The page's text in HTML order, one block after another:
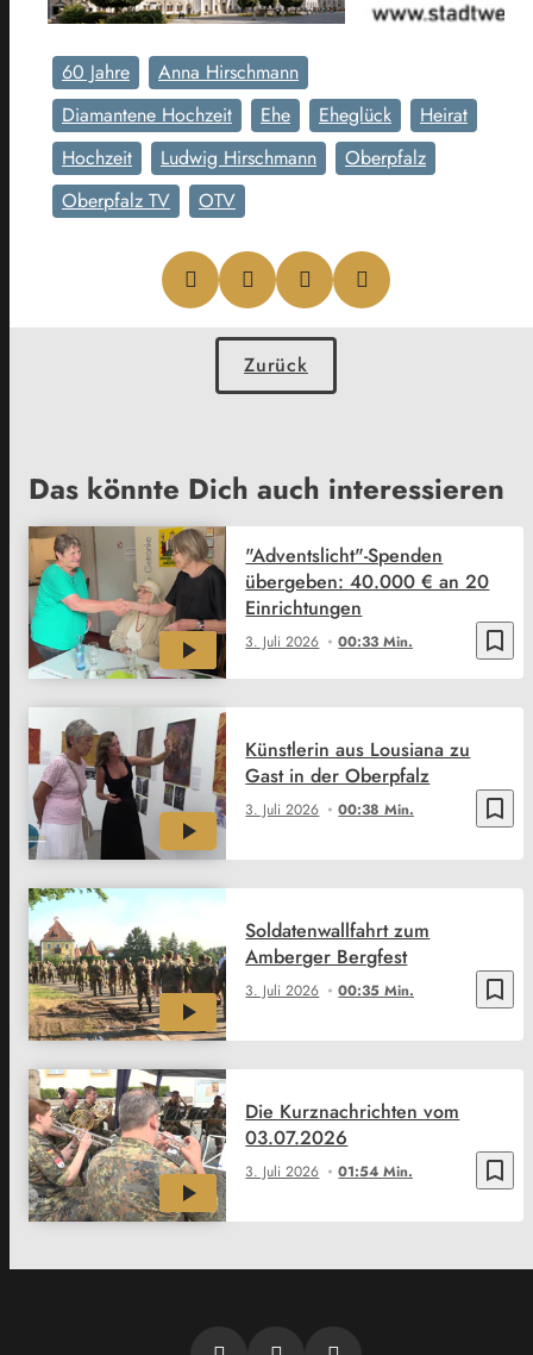
60 Jahre
Anna Hirschmann
Diamantene Hochzeit
Ehe Eheglück
Heirat
Hochzeit
Ludwig Hirschmann
Oberpfalz
Oberpfalz TV
OTV
Zurück
Das könnte Dich auch interessieren
bookmark_border
3. Juli 2026 00:33 Min.
"Adventslicht"-Spenden
übergeben: 40.000 € an 20
Einrichtungen
bookmark_border
3. Juli 2026 00:38 Min.
Künstlerin aus Lousiana zu
Gast in der Oberpfalz
bookmark_border
3. Juli 2026 00:35 Min.
Soldatenwallfahrt zum
Amberger Bergfest
bookmark_border
3. Juli 2026 01:54 Min.
Die Kurznachrichten vom
03.07.2026